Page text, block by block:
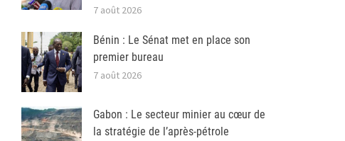
7 août 2026
Bénin : Le Sénat met en place son
premier bureau
7 août 2026
Gabon : Le secteur minier au cœur de
la stratégie de l’après-pétrole